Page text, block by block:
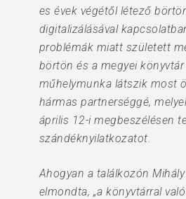
es évek végétől létező
digitalizálásával
problémák miatt született
börtön és a megyei
műhelymunka látszik most
hármas partnerséggé,
április 12-i megbeszélésen
szándéknyilatkozatot.
Ahogyan a találkozón
elmondta, „a könyvtárral